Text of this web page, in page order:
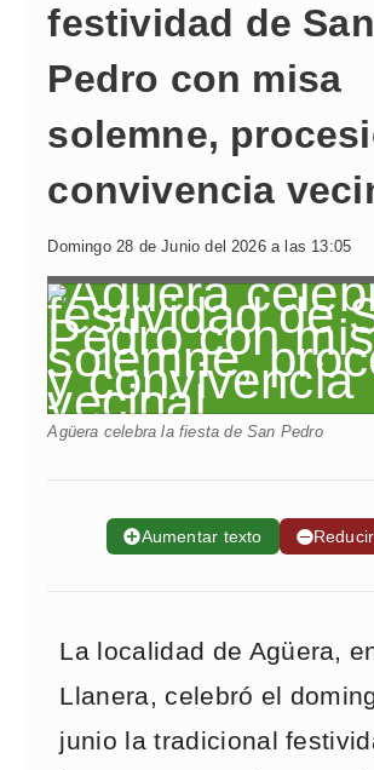
festividad de San
Pedro con misa
solemne,
convivencia
Domingo 28 de Junio del 2026 a las 13:05
Agüera celebra la fiesta de San Pedro
➕Aumentar texto ➖
La localidad de Agüera,
Llanera, celebró el
junio la tradicional